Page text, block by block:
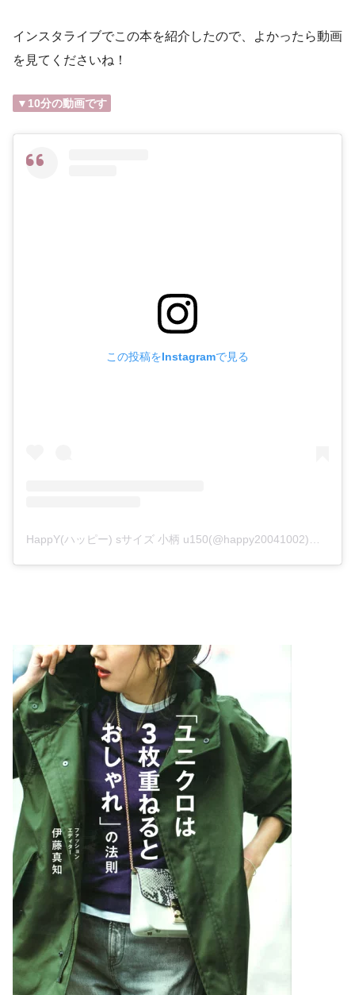
インスタライブでこの本を紹介したので、よかったら動画
を見てくださいね！
▼10分の動画です
この投稿をInstagramで見る